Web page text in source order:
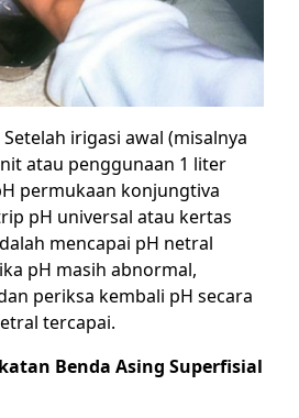
Setelah irigasi awal (misalnya
atau penggunaan 1 liter
permukaan konjungtiva
pH universal atau kertas
mencapai pH netral
pH masih abnormal,
periksa kembali pH secara
tercapai.
Benda Asing Superfisial